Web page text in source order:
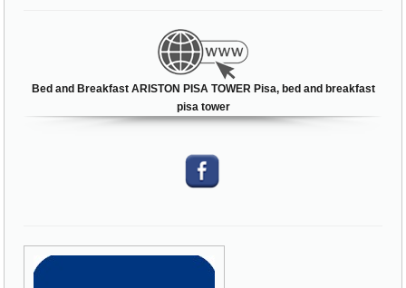
Bed and Breakfast ARISTON PISA TOWER Pisa, bed and breakfast
pisa tower